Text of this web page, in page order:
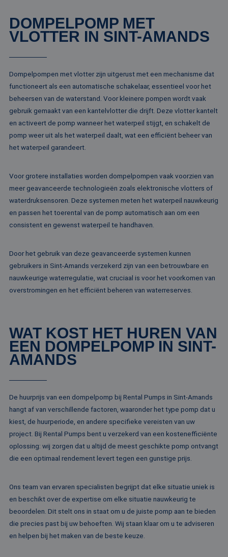
DOMPELPOMP MET
VLOTTER IN SINT-AMANDS
Dompelpompen met vlotter zijn uitgerust met een mechanisme dat
functioneert als een automatische schakelaar, essentieel voor het
beheersen van de waterstand. Voor kleinere pompen wordt vaak
gebruik gemaakt van een kantelvlotter die drijft. Deze vlotter kantelt
en activeert de pomp wanneer het waterpeil stijgt, en schakelt de
pomp weer uit als het waterpeil daalt, wat een efficiënt beheer van
het waterpeil garandeert.
Voor grotere installaties worden dompelpompen vaak voorzien van
meer geavanceerde technologieën zoals elektronische vlotters of
waterdruksensoren. Deze systemen meten het waterpeil nauwkeurig
en passen het toerental van de pomp automatisch aan om een
consistent en gewenst waterpeil te handhaven.
Door het gebruik van deze geavanceerde systemen kunnen
gebruikers in Sint-Amands verzekerd zijn van een betrouwbare en
nauwkeurige waterregulatie, wat cruciaal is voor het voorkomen van
overstromingen en het efficiënt beheren van waterreserves.
WAT KOST HET HUREN VAN
EEN DOMPELPOMP IN SINT-
AMANDS
De huurprijs van een dompelpomp bij Rental Pumps in Sint-Amands
hangt af van verschillende factoren, waaronder het type pomp dat u
kiest, de huurperiode, en andere specifieke vereisten van uw
project. Bij Rental Pumps bent u verzekerd van een kostenefficiënte
oplossing: wij zorgen dat u altijd de meest geschikte pomp ontvangt
die een optimaal rendement levert tegen een gunstige prijs.
Ons team van ervaren specialisten begrijpt dat elke situatie uniek is
en beschikt over de expertise om elke situatie nauwkeurig te
beoordelen. Dit stelt ons in staat om u de juiste pomp aan te bieden
die precies past bij uw behoeften. Wij staan klaar om u te adviseren
en helpen bij het maken van de beste keuze.
MR
Microsoft
Corporation
.c.clarity.ms
1 week
MSN 1st party
die we gebruiken
IDE
Google LLC
.doubleclick.net
1 jaar
Deze cookie
ingesteld door
informatie uit
hoe de
de website
en over eventuele
advertenties die
eindgebruiker
Google LLC
.doubleclick.net
geplaatst door
DoubleClick
(eigendom van
Google) om te
bepalen of de
browser van de
Corporation
.c.bing.com
die we gebruiken
het gebruik van
analyses te
ANONCHK
Microsoft
10 minuten
Deze cookie
over eventuele
advertenties die
eindgebruiker
mogelijk heeft
Corporation
.linkedin.com
MSN 1st party
die zorgt voor de
goede werking
deze website.
SM
.c.clarity.ms
Dit is een
MSN 1st party
die we gebruiken
het gebruik van
website voor
Inc.
.rentalpumps.eu
weken
Facebook om een
te leveren, zoals
realtime bieden
externe